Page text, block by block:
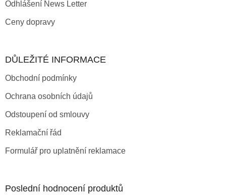
Odhlášení News Letter
Ceny dopravy
DŮLEŽITÉ INFORMACE
Obchodní podmínky
Ochrana osobních údajů
Odstoupení od smlouvy
Reklamační řád
Formulář pro uplatnění reklamace
Poslední hodnocení produktů